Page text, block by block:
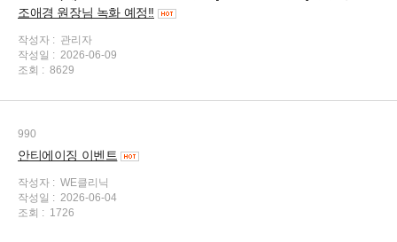
조애경 원장님 녹화 예정!!
작성자 : 관리자
작성일 : 2026-06-09
조회 : 8629
990
안티에이징 이벤트
작성자 : WE클리닉
작성일 : 2026-06-04
조회 : 1726